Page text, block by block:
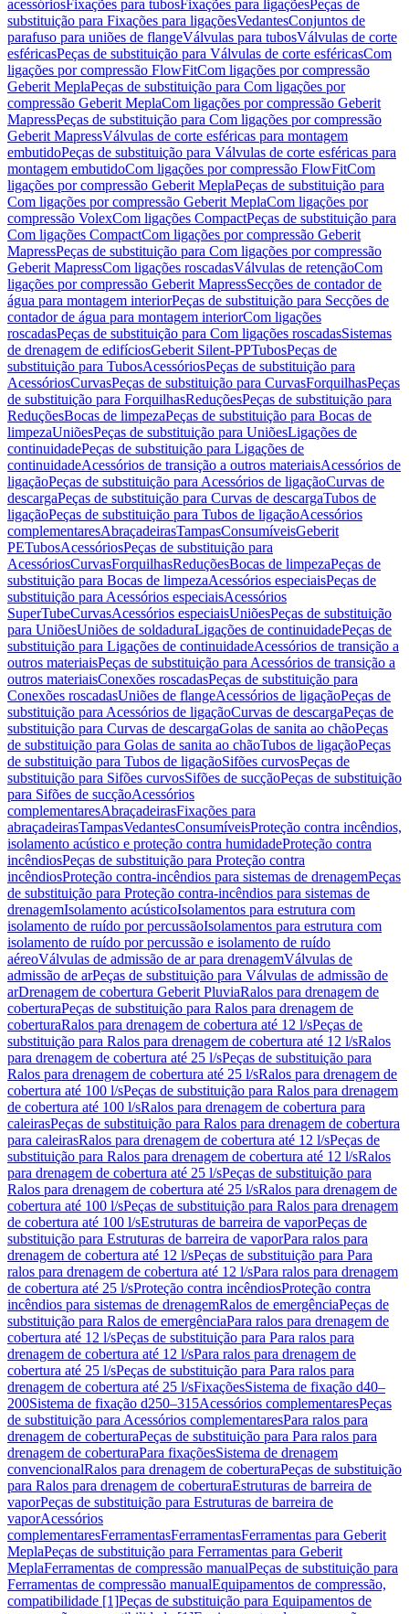
acessóriosFixações para tubosFixações para ligaçõesPeças de
substituição para Fixações para ligaçõesVedantesConjuntos de
parafuso para uniões de flangeVálvulas para tubosVálvulas de corte
esféricasPeças de substituição para Válvulas de corte esféricasCom
ligações por compressão FlowFitCom ligações por compressão
Geberit MeplaPeças de substituição para Com ligações por
compressão Geberit MeplaCom ligações por compressão Geberit
MapressPeças de substituição para Com ligações por compressão
Geberit MapressVálvulas de corte esféricas para montagem
embutidoPeças de substituição para Válvulas de corte esféricas para
montagem embutidoCom ligações por compressão FlowFitCom
ligações por compressão Geberit MeplaPeças de substituição para
Com ligações por compressão Geberit MeplaCom ligações por
compressão VolexCom ligações CompactPeças de substituição para
Com ligações CompactCom ligações por compressão Geberit
MapressPeças de substituição para Com ligações por compressão
Geberit MapressCom ligações roscadasVálvulas de retençãoCom
ligações por compressão Geberit MapressSecções de contador de
água para montagem interiorPeças de substituição para Secções de
contador de água para montagem interiorCom ligações
roscadasPeças de substituição para Com ligações roscadasSistemas
de drenagem de edifíciosGeberit Silent-PPTubosPeças de
substituição para TubosAcessóriosPeças de substituição para
AcessóriosCurvasPeças de substituição para CurvasForquilhasPeças
de substituição para ForquilhasReduçõesPeças de substituição para
ReduçõesBocas de limpezaPeças de substituição para Bocas de
limpezaUniõesPeças de substituição para UniõesLigações de
continuidadePeças de substituição para Ligações de
continuidadeAcessórios de transição a outros materiaisAcessórios de
ligaçãoPeças de substituição para Acessórios de ligaçãoCurvas de
descargaPeças de substituição para Curvas de descargaTubos de
ligaçãoPeças de substituição para Tubos de ligaçãoAcessórios
complementaresAbraçadeirasTampasConsumíveisGeberit
PETubosAcessóriosPeças de substituição para
AcessóriosCurvasForquilhasReduçõesBocas de limpezaPeças de
substituição para Bocas de limpezaAcessórios especiaisPeças de
substituição para Acessórios especiaisAcessórios
SuperTubeCurvasAcessórios especiaisUniõesPeças de substituição
para UniõesUniões de soldaduraLigações de continuidadePeças de
substituição para Ligações de continuidadeAcessórios de transição a
outros materiaisPeças de substituição para Acessórios de transição a
outros materiaisConexões roscadasPeças de substituição para
Conexões roscadasUniões de flangeAcessórios de ligaçãoPeças de
substituição para Acessórios de ligaçãoCurvas de descargaPeças de
substituição para Curvas de descargaGolas de sanita ao chãoPeças
de substituição para Golas de sanita ao chãoTubos de ligaçãoPeças
de substituição para Tubos de ligaçãoSifões curvosPeças de
substituição para Sifões curvosSifões de sucçãoPeças de substituição
para Sifões de sucçãoAcessórios
complementaresAbraçadeirasFixações para
abraçadeirasTampasVedantesConsumíveisProteção contra incêndios,
isolamento acústico e proteção contra humidadeProteção contra
incêndiosPeças de substituição para Proteção contra
incêndiosProteção contra-incêndios para sistemas de drenagemPeças
de substituição para Proteção contra-incêndios para sistemas de
drenagemIsolamento acústicoIsolamentos para estrutura com
isolamento de ruído por percussãoIsolamentos para estrutura com
isolamento de ruído por percussão e isolamento de ruído
aéreoVálvulas de admissão de ar para drenagemVálvulas de
admissão de arPeças de substituição para Válvulas de admissão de
arDrenagem de cobertura Geberit PluviaRalos para drenagem de
coberturaPeças de substituição para Ralos para drenagem de
coberturaRalos para drenagem de cobertura até 12 l/sPeças de
substituição para Ralos para drenagem de cobertura até 12 l/sRalos
para drenagem de cobertura até 25 l/sPeças de substituição para
Ralos para drenagem de cobertura até 25 l/sRalos para drenagem de
cobertura até 100 l/sPeças de substituição para Ralos para drenagem
de cobertura até 100 l/sRalos para drenagem de cobertura para
caleirasPeças de substituição para Ralos para drenagem de cobertura
para caleirasRalos para drenagem de cobertura até 12 l/sPeças de
substituição para Ralos para drenagem de cobertura até 12 l/sRalos
para drenagem de cobertura até 25 l/sPeças de substituição para
Ralos para drenagem de cobertura até 25 l/sRalos para drenagem de
cobertura até 100 l/sPeças de substituição para Ralos para drenagem
de cobertura até 100 l/sEstruturas de barreira de vaporPeças de
substituição para Estruturas de barreira de vaporPara ralos para
drenagem de cobertura até 12 l/sPeças de substituição para Para
ralos para drenagem de cobertura até 12 l/sPara ralos para drenagem
de cobertura até 25 l/sProteção contra incêndiosProteção contra
incêndios para sistemas de drenagemRalos de emergênciaPeças de
substituição para Ralos de emergênciaPara ralos para drenagem de
cobertura até 12 l/sPeças de substituição para Para ralos para
drenagem de cobertura até 12 l/sPara ralos para drenagem de
cobertura até 25 l/sPeças de substituição para Para ralos para
drenagem de cobertura até 25 l/sFixaçõesSistema de fixação d40–
200Sistema de fixação d250–315Acessórios complementaresPeças
de substituição para Acessórios complementaresPara ralos para
drenagem de coberturaPeças de substituição para Para ralos para
drenagem de coberturaPara fixaçõesSistema de drenagem
convencionalRalos para drenagem de coberturaPeças de substituição
para Ralos para drenagem de coberturaEstruturas de barreira de
vaporPeças de substituição para Estruturas de barreira de
vaporAcessórios
complementaresFerramentasFerramentasFerramentas para Geberit
MeplaPeças de substituição para Ferramentas para Geberit
MeplaFerramentas de compressão manualPeças de substituição para
Ferramentas de compressão manualEquipamentos de compressão,
compatibilidade [1]Peças de substituição para Equipamentos de